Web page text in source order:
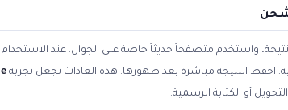
واستخدم متصفحاً حديثاً خاصة على الجوال. عند الاستخدام
احفظ النتيجة مباشرة بعد ظهورها. هذه العادات تجعل تجربة
أو الكتابة الرسمية.